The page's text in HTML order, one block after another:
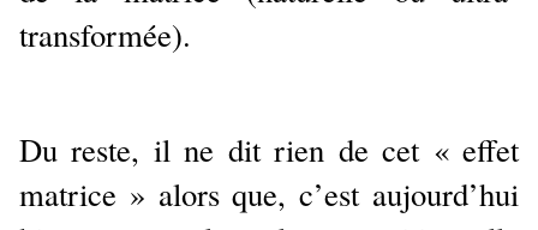
transformée).
Du reste, il ne dit rien de cet « effet
matrice » alors que, c’est aujourd’hui